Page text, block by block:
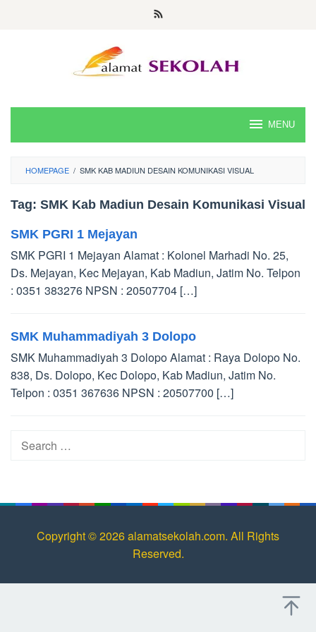
MENU
HOMEPAGE / SMK KAB MADIUN DESAIN KOMUNIKASI VISUAL
Tag: SMK Kab Madiun Desain Komunikasi Visual
SMK PGRI 1 Mejayan
SMK PGRI 1 Mejayan Alamat : Kolonel Marhadi No. 25,
Ds. Mejayan, Kec Mejayan, Kab Madiun, Jatim No. Telpon
: 0351 383276 NPSN : 20507704 […]
SMK Muhammadiyah 3 Dolopo
SMK Muhammadiyah 3 Dolopo Alamat : Raya Dolopo No.
838, Ds. Dolopo, Kec Dolopo, Kab Madiun, Jatim No.
Telpon : 0351 367636 NPSN : 20507700 […]
Search
Copyright © 2026 alamatsekolah.com. All Rights
Reserved.